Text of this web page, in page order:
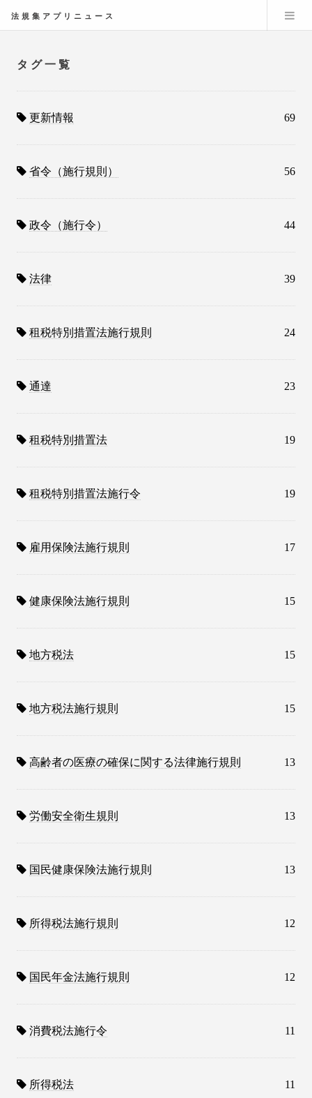
法規集アプリニュース
タグ一覧
更新情報 69
省令（施行規則） 56
政令（施行令） 44
法律 39
租税特別措置法施行規則 24
通達 23
租税特別措置法 19
租税特別措置法施行令 19
雇用保険法施行規則 17
健康保険法施行規則 15
地方税法 15
地方税法施行規則 15
高齢者の医療の確保に関する法律施行規則 13
労働安全衛生規則 13
国民健康保険法施行規則 13
所得税法施行規則 12
国民年金法施行規則 12
消費税法施行令 11
所得税法 11